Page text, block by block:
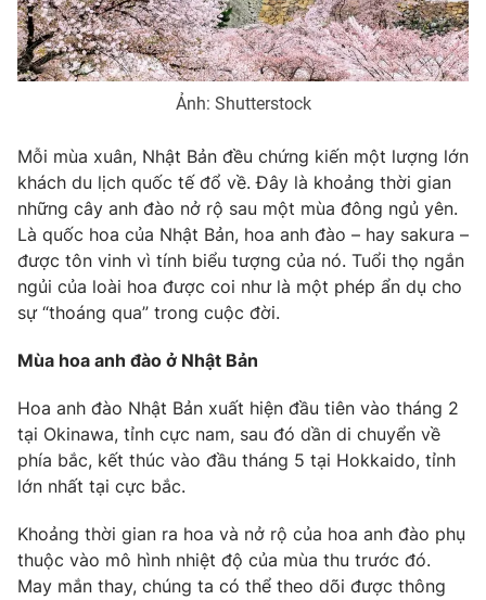
Hậu trường
Nhân vật
Giải sao mai
Điện ảnh
Âm nhạc
Đời sống
Chất lượng cuộc sống
Tuyển sinh
Học trực tuyến
Công nghệ
Hitech Công nghệ tương lai
Sản phẩm
Thị trường
Tư vấn
Giao lưu trực tuyến
Lịch phát sóng
Emagazine Podcast
Photo
Video Shorts video
Ảnh: Shutterstock
Mỗi mùa xuân, Nhật Bản đều chứng kiến một lượng lớn
khách du lịch quốc tế đổ về. Đây là khoảng thời gian
những cây anh đào nở rộ sau một mùa đông ngủ yên.
Là quốc hoa của Nhật Bản, hoa anh đào – hay sakura –
được tôn vinh vì tính biểu tượng của nó. Tuổi thọ ngắn
ngủi của loài hoa được coi như là một phép ẩn dụ cho
sự “thoáng qua” trong cuộc đời.
Mùa hoa anh đào ở Nhật Bản
Hoa anh đào Nhật Bản xuất hiện đầu tiên vào tháng 2
tại Okinawa, tỉnh cực nam, sau đó dần di chuyển về
phía bắc, kết thúc vào đầu tháng 5 tại Hokkaido, tỉnh
lớn nhất tại cực bắc.
Khoảng thời gian ra hoa và nở rộ của hoa anh đào phụ
thuộc vào mô hình nhiệt độ của mùa thu trước đó.
May mắn thay, chúng ta có thể theo dõi được thông